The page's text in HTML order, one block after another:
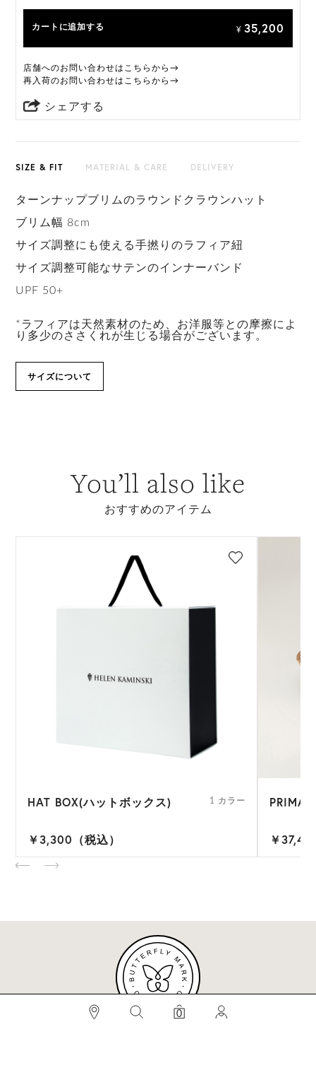
#BEST SELLERS #ビベット
#キャップ
0
カートに追加する ¥ 35,200
店舗へのお問い合わせはこちらから→
再入荷のお問い合わせはこちらから→
シェアする
SIZE & FIT MATERIAL & CARE DELIVERY
ターンナップブリムのラウンドクラウンハット
ブリム幅 8cm
サイズ調整にも使える手撚りのラフィア紐
サイズ調整可能なサテンのインナーバンド
UPF 50+
*ラフィアは天然素材のため、お洋服等との摩擦によ
り多少のささくれが生じる場合がございます。
サイズについて
You’ll also like
おすすめのアイテム
HAT BOX(ハットボックス) 1 カラー
￥3,300（税込）
PRIMA
￥